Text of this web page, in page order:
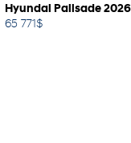
Hyundai Palisade 2026
65 771$